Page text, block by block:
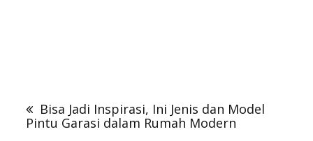
Bisa Jadi Inspirasi, Ini Jenis dan Model
Pintu Garasi dalam Rumah Modern